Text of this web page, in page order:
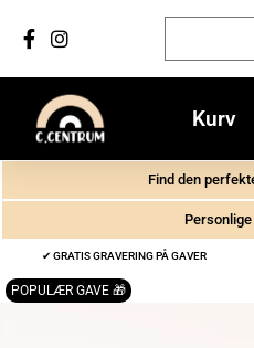
Kurv
Find den
✔ GRATIS GRAVERING PÅ GAVER
POPULÆR GAVE 🎁